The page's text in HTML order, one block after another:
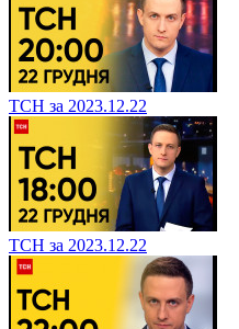
ТСН за 2023.12.22
ТСН за 2023.12.22